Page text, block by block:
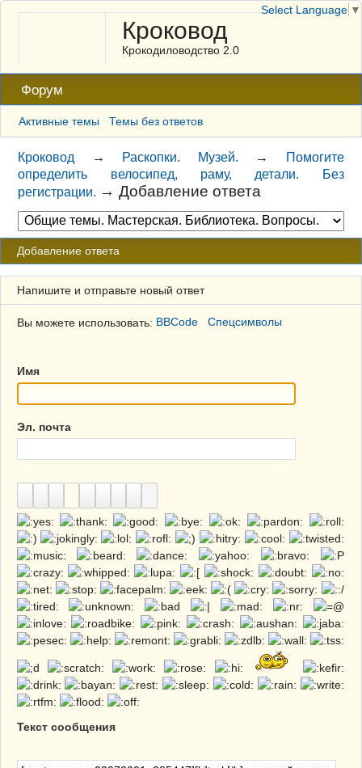
Кроковод
Крокодиловодство 2.0
Форум
Активные темы Темы без ответов
Кроковод → Раскопки. Музей. →
Помогите
определить велосипед, раму, детали. Без
регистрации. →Добавление ответа
Добавление ответа
Напишите и отправьте новый ответ
Вы можете использовать: BBCode Спецсимволы
Имя
Эл. почта
Текст сообщения
Select Language ▼